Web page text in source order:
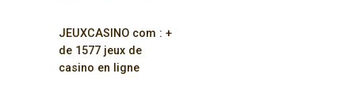
vinster
JEUXCASINO com : +
de 1577 jeux de
casino en ligne